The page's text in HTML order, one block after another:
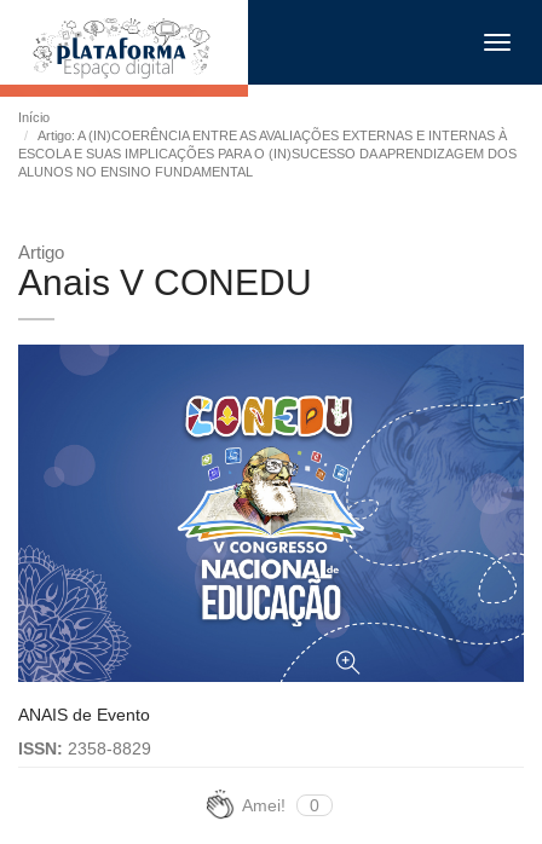
Início
Artigo: A (IN)COERÊNCIA ENTRE AS AVALIAÇÕES EXTERNAS E INTERNAS À
ESCOLA E SUAS IMPLICAÇÕES PARA O (IN)SUCESSO DA APRENDIZAGEM DOS
ALUNOS NO ENSINO FUNDAMENTAL
Artigo
Anais V CONEDU
ANAIS de Evento
ISSN: 2358-8829
Amei! 0